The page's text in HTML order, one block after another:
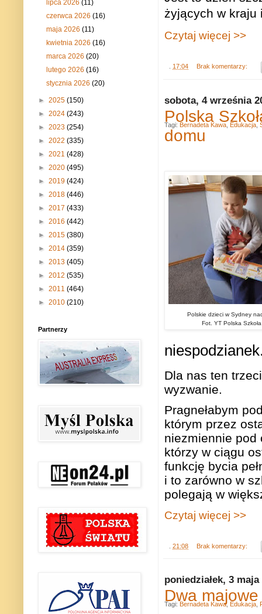
żyjących w kraju
Czytaj więcej >>
17:04 Brak komentarzy:
sobota, 4 września
Polska
domu
Polskie dzieci w Sydney
Fot. YT Polska
Dla nas ten
wyzwanie.
Pragnełabym
którym przez
niezmiennie pod
którzy w ciągu
funkcję bycia
i to zarówno w
polegają w
Czytaj więcej >>
21:08 Brak komentarzy:
Tagi: Bernadeta Kawa Edukacja
poniedziałek, 3 maja
Dwa
Tagi: Bernadeta Kawa, Edukacja
lipca 2026(11)
czerwca 2026(16)
maja 2026(11)
kwietnia 2026(16)
marca 2026(20)
lutego 2026(16)
stycznia 2026(20)
► 2025 (150)
► 2024 (243)
► 2023 (254)
► 2022 (335)
► 2021 (428)
► 2020 (495)
► 2019 (424)
► 2018 (446)
► 2017 (433)
► 2016 (442)
► 2015 (380)
► 2014 (359)
► 2013 (405)
► 2012 (535)
► 2011 (464)
► 2010 (210)
Partnerzy